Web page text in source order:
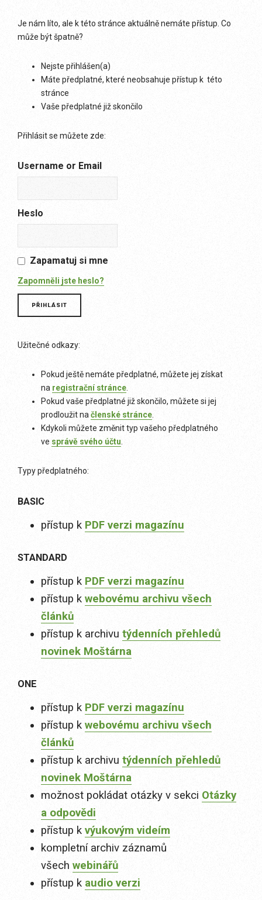
Je nám líto, ale k této stránce aktuálně nemáte přístup. Co
může být špatně?
Nejste přihlášen(a)
Máte předplatné, které neobsahuje přístup k této
stránce
Vaše předplatné již skončilo
Přihlásit se můžete zde:
Username or Email
Heslo
Zapamatuj si mne
Zapomněli jste heslo?
Užitečné odkazy:
Pokud ještě nemáte předplatné, můžete jej získat
na registrační stránce
Pokud vaše předplatné již skončilo, můžete si jej
prodloužit na členské stránce
Kdykoli můžete změnit typ vašeho předplatného
ve správě svého účtu
Typy předplatného:
BASIC
přístup k PDF verzi magazínu
STANDARD
přístup k PDF verzi magazínu
přístup k webovému archivu všech
článků
přístup k archivu týdenních přehledů
novinek Moštárna
ONE
přístup k PDF verzi magazínu
přístup k webovému archivu všech
článků
přístup k archivu týdenních přehledů
novinek Moštárna
možnost pokládat otázky v sekci Otázky
a odpovědi
přístup k výukovým videím
kompletní archiv záznamů
všech webinářů
přístup k audio verzi